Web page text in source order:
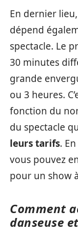
En dernier
dépend
spectacle. Le
30 minutes
grande
ou 3 heures.
fonction du
du spectacle
leurs tarifs.
vous pouvez
pour un show
Comment
danseuse